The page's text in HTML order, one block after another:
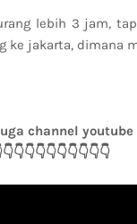
lebih 3 jam,
jakarta, dimana
channel youtube